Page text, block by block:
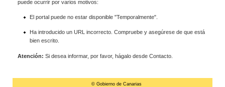
puede ocurrir por varios motivos:
El portal puede no estar disponible "Temporalmente".
Ha introducido un URL incorrecto. Compruebe y asegúrese de que está
bien escrito.
Atención: Si desea informar, por favor, hágalo desde Contacto.
© Gobierno de Canarias